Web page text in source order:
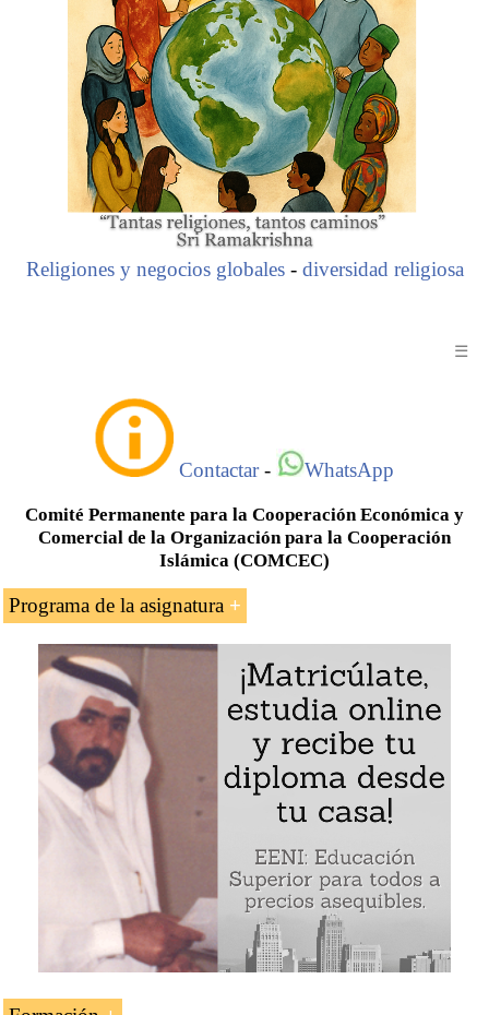
Religiones y negocios globales- diversidad religiosa
☰
Contactar- WhatsApp
Comité Permanente para la Cooperación Económica y
Comercial de la Organización para la Cooperación
Islámica (COMCEC)
Programa de la asignatura
Introducción al Comité Permanente para la
Cooperación Económica y Comercial de la OCI
Objetivos del COMCEC del Comité Permanente
para la Cooperación de la OCI
Áreas de cooperación del Comité Permanente para
la Cooperación Económica y Comercial de la
Organización para la Cooperación Islámica
(COMCEC)
Comercio exterior
Transporte y logística
Agricultura